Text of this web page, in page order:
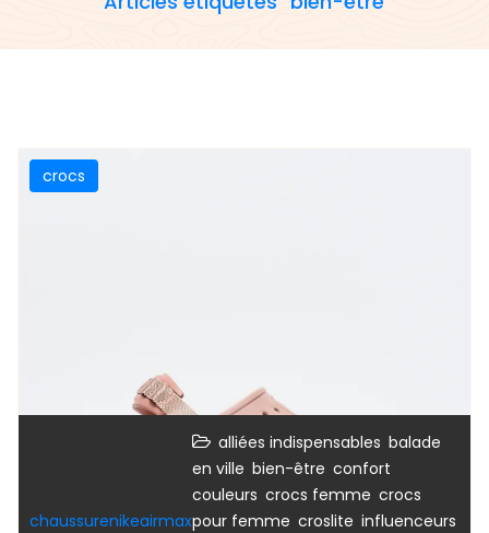
crocs
chaussurenikeairmax
alliées indispensables balade
en ville bien-être confort
couleurs crocs femme crocs
pour femme croslite influenceurs